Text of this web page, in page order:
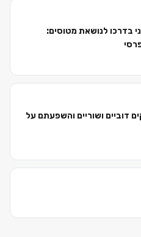
בדרכו לנושאת מטוסים:
דוביים ושוריים והשפעתם על